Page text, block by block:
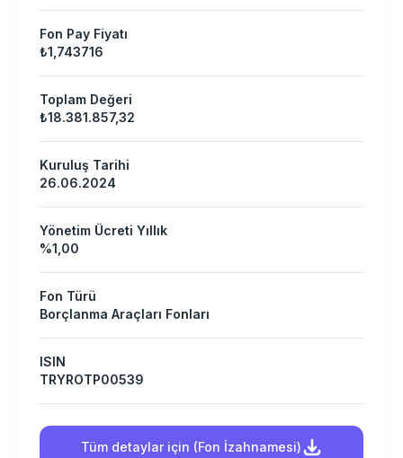
Fon Pay Fiyatı
₺1,743716
Toplam Değeri
₺18.381.857,32
Kuruluş Tarihi
26.06.2024
Yönetim Ücreti Yıllık
%1,00
Fon Türü
Borçlanma Araçları Fonları
ISIN
TRYROTP00539
Tüm detaylar için (Fon İzahnamesi)